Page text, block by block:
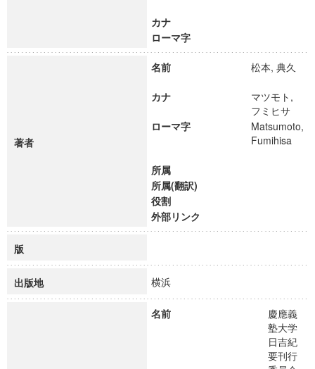
カナ
ローマ字
著者
名前 松本, 典久
カナ
マツモト,
フミヒサ
ローマ字
Matsumoto,
Fumihisa
所属
所属(翻訳)
役割
外部リンク
版
出版地 横浜
名前
慶應義
塾大学
日吉紀
要刊行